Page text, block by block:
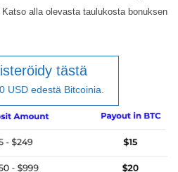
alla olevasta taulukosta bonuksen
tästä
USD edestä Bitcoinia.